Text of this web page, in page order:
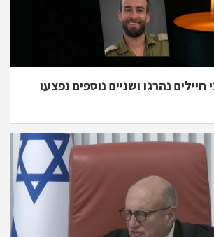
חיילים נהרגו ושניים נוספים נפצעו